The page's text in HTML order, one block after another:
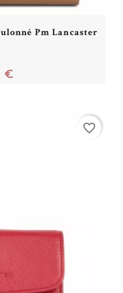
Pm Lancaster
€
favorite_border